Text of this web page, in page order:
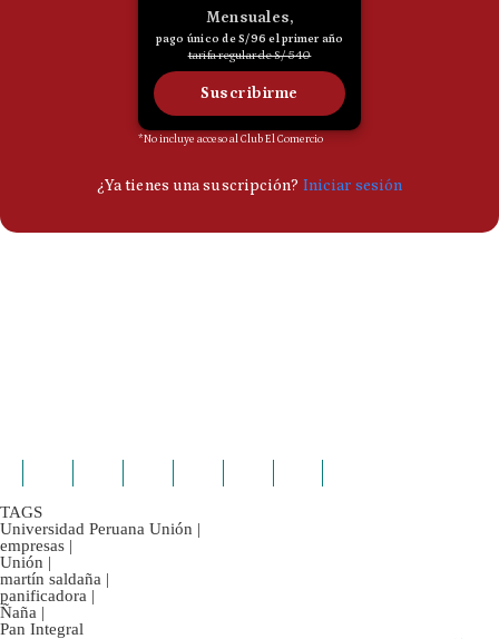
TAGS
Universidad Peruana Unión |
empresas |
Unión |
martín saldaña |
panificadora |
Ñaña |
Pan Integral